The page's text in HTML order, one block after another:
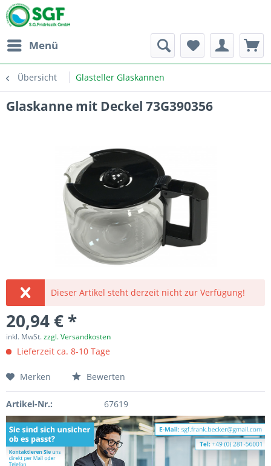
Menü
Übersicht Glasteller Glaskannen
Glaskanne mit Deckel 73G390356
Dieser Artikel steht derzeit nicht zur Verfügung!
20,94 € *
inkl. MwSt.zzgl. Versandkosten
Lieferzeit ca. 8-10 Tage
Merken Bewerten
Artikel-Nr.: 67619